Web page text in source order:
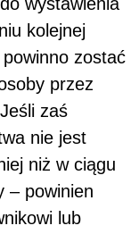
kolejnej
zostać
przez
zaś
nie jest
niż w ciągu
– powinien
lub